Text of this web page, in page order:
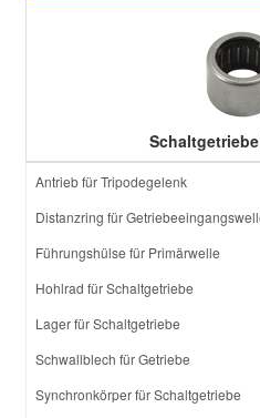
Antrieb für Tripodegelenk
Distanzring für
Führungshülse für Primärwelle
Hohlrad für Schaltgetriebe
Lager für Schaltgetriebe
Schwallblech für Getriebe
Synchronkörper für Schaltgetriebe